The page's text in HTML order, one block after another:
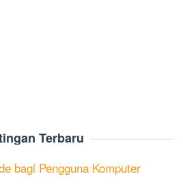
Terbaru
bagi Pengguna Komputer